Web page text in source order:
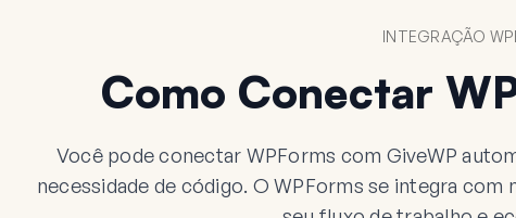
INTEGRAÇÃO
Como Conectar
Você pode conectar WPForms com GiveWP
necessidade de código. O WPForms se integra